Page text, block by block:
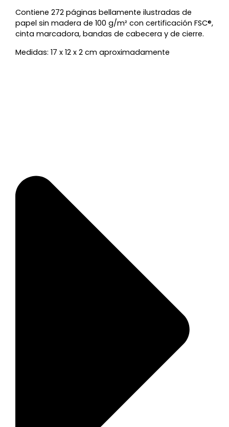
Contiene 272 páginas bellamente ilustradas de
papel sin madera de 100 g/m² con certificación FSC®,
cinta marcadora, bandas de cabecera y de cierre.
Medidas: 17 x 12 x 2 cm aproximadamente